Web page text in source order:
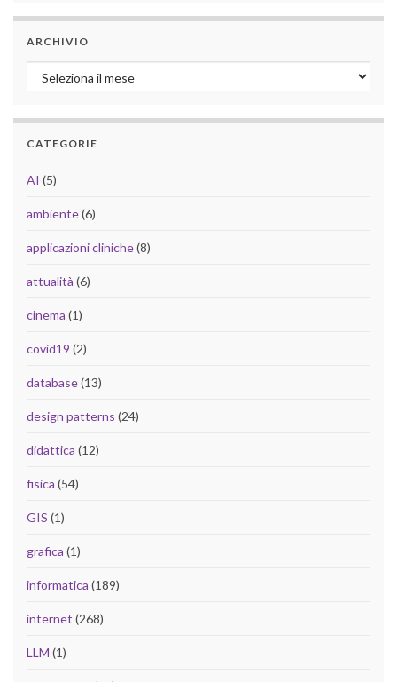
ARCHIVIO
Archivio
CATEGORIE
AI (5)
ambiente(6)
applicazioni cliniche(8)
attualità (6)
cinema (1)
covid19 (2)
database(13)
design patterns (24)
didattica (12)
fisica (54)
GIS (1)
grafica (1)
informatica (189)
internet (268)
LLM (1)